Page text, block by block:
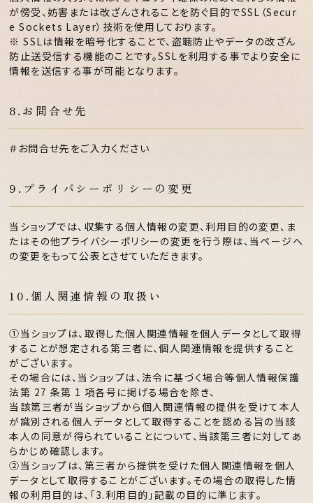
が傍受、妨害または改ざんされることを防ぐ目的でSSL（Secur
e Sockets Layer）技術を使用しております。
※ SSLは情報を暗号化することで、盗聴防止やデータの改ざん
防止送受信する機能のことです。SSLを利用する事でより安全に
情報を送信する事が可能となります。
8.お問合せ先
＃お問合せ先をご入力ください
9.プライバシーポリシーの変更
当ショップでは、収集する個人情報の変更、利用目的の変更、ま
たはその他プライバシーポリシーの変更を行う際は、当ページへ
の変更をもって公表とさせていただきます。
10.個人関連情報の取扱い
①当ショップは、取得した個人関連情報を個人データとして取得
することが想定される第三者に、個人関連情報を提供すること
がございます。
その場合には、当ショップは、法令に基づく場合等個人情報保護
法第 27 条第 1 項各号に掲げる場合を除き、
当該第三者が当ショップから個人関連情報の提供を受けて本人
が識別される個人データとして取得することを認める旨の当該
本人の同意が得られていることについて、当該第三者に対してあ
らかじめ確認します。
②当ショップは、第三者から提供を受けた個人関連情報を個人
データとして取得することがございます。その場合の取得した情
報の利用目的は、「3.利用目的」記載の目的に準じます。